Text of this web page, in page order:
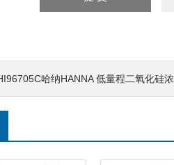
哈纳HANNA 低量程二氧化硅浓度测定仪